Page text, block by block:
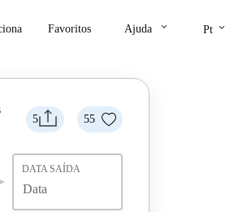
Favoritos Ajuda keyboard_arrow_down Pt keyboard_arrow_down
5 55
DATA SAÍDA